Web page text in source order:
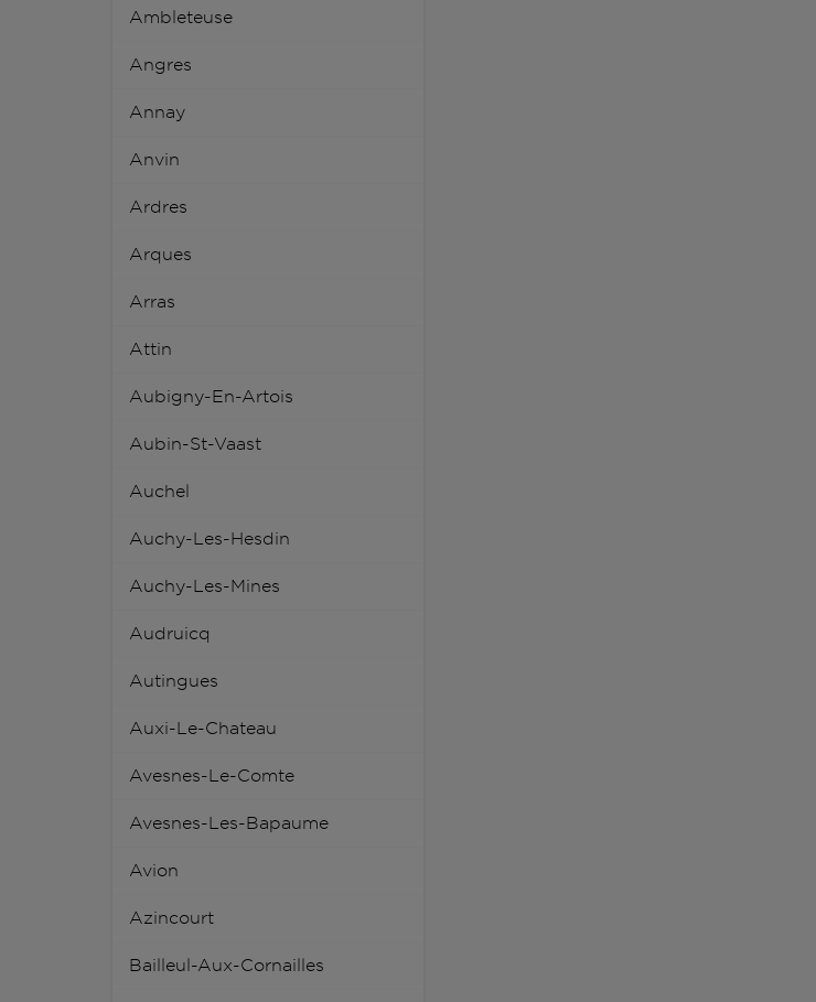
Ambleteuse
Angres
Annay
Anvin
Ardres
Arques
Arras
Attin
Aubigny-En-Artois
Aubin-St-Vaast
Auchel
Auchy-Les-Hesdin
Auchy-Les-Mines
Audruicq
Autingues
Auxi-Le-Chateau
Avesnes-Le-Comte
Avesnes-Les-Bapaume
Avion
Azincourt
Bailleul-Aux-Cornailles